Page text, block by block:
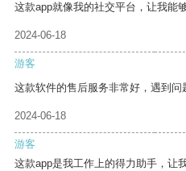
这款app就像我的社交平台，让我能
2024-06-18
游客
这款软件的售后服务非常好，遇到问
2024-06-18
游客
这款app是我工作上的得力助手，让